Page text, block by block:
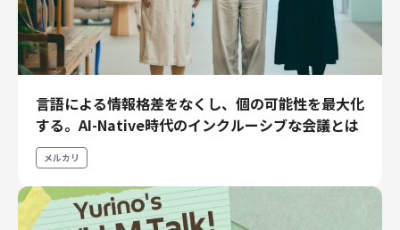
言語による情報格差をなくし、個の可能性を最大化
する。AI-Native時代のインクルーシブな会議とは
メルカリ